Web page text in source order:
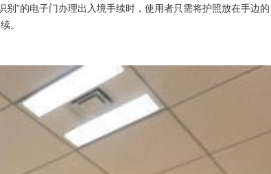
”的电子门办理出入境手续时，使用者只需将护照放在手边的
。